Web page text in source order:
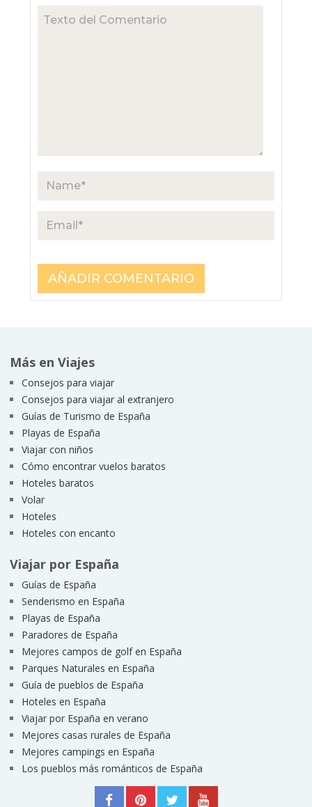
Más en Viajes
Consejos para viajar
Consejos para viajar al extranjero
Guías de Turismo de España
Playas de España
Viajar con niños
Cómo encontrar vuelos baratos
Hoteles baratos
Volar
Hoteles
Hoteles con encanto
Viajar por España
Guías de España
Senderismo en España
Playas de España
Paradores de España
Mejores campos de golf en España
Parques Naturales en España
Guía de pueblos de España
Hoteles en España
Viajar por España en verano
Mejores casas rurales de España
Mejores campings en España
Los pueblos más románticos de España